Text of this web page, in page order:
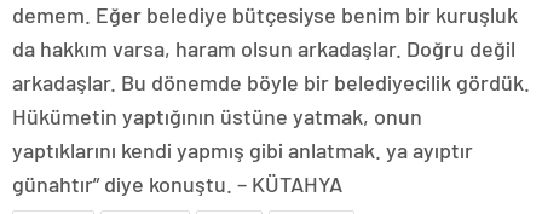
demem. Eğer belediye bütçesiyse benim bir kuruşluk
da hakkım varsa, haram olsun arkadaşlar. Doğru değil
arkadaşlar. Bu dönemde böyle bir belediyecilik gördük.
Hükümetin yaptığının üstüne yatmak, onun
yaptıklarını kendi yapmış gibi anlatmak. ya ayıptır
günahtır” diye konuştu. – KÜTAHYA